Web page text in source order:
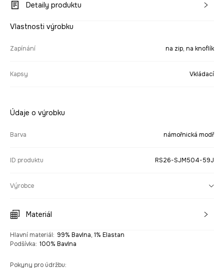
Detaily produktu
Vlastnosti výrobku
Zapínání na zip, na knoflík
Kapsy Vkládací
Údaje o výrobku
Barva námořnická modř
ID produktu RS26-SJM504-59J
Výrobce
Materiál
Hlavní materiál: 99% Bavlna, 1% Elastan
Podšívka: 100% Bavlna
Pokyny pro údržbu: